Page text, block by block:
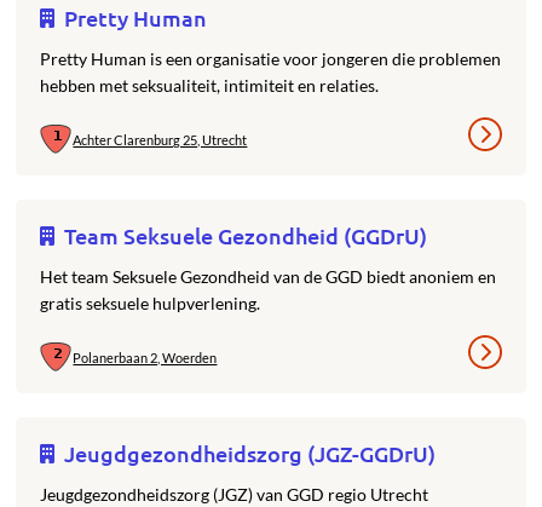
Pretty Human
Pretty Human is een organisatie voor jongeren die problemen
hebben met seksualiteit, intimiteit en relaties.
Achter Clarenburg 25, Utrecht
Team Seksuele Gezondheid (GGDrU)
Het team Seksuele Gezondheid van de GGD biedt anoniem en
gratis seksuele hulpverlening.
Polanerbaan 2, Woerden
Jeugdgezondheidszorg (JGZ-GGDrU)
Jeugdgezondheidszorg (JGZ) van GGD regio Utrecht